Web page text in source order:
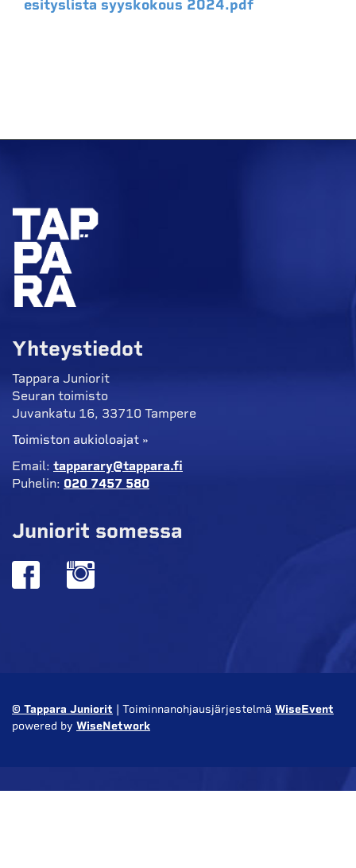
esityslista syyskokous 2024.pdf
Yhteystiedot
Tappara Juniorit
Seuran toimisto
Juvankatu 16, 33710 Tampere
Toimiston aukioloajat »
Email: tapparary@tappara.fi
Puhelin: 020 7457 580
Juniorit somessa
© Tappara Juniorit | Toiminnanohjausjärjestelmä WiseEvent
powered by WiseNetwork